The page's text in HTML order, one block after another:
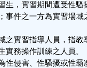
生，實習期間遭受性
事件之一方為實習場
之實習指導人員，指
實務操作訓練之人員。
性侵害、性騷擾或性